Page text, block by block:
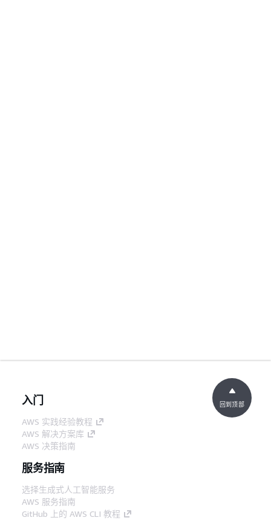
入门
AWS 实践经验教程
AWS 解决方案库
AWS 决策指南
服务指南
选择生成式人工智能服务
AWS 服务指南
GitHub 上的 AWS CLI 教程
回到顶部